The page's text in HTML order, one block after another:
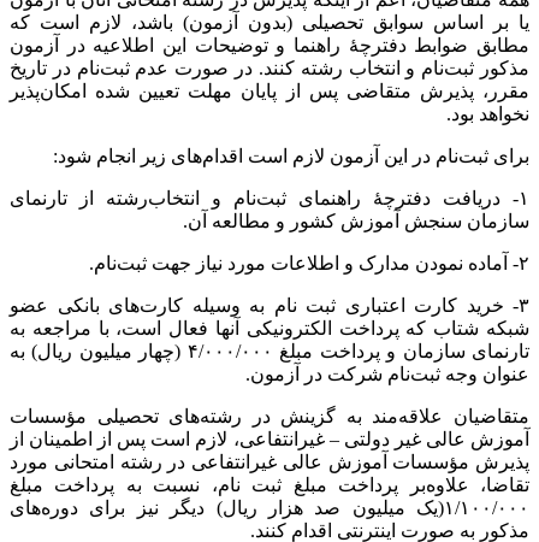
یا بر اساس سوابق تحصیلی (بدون آزمون) باشد، لازم است که
مطابق ضوابط دفترچۀ راهنما و توضیحات این اطلاعیه در آزمون
مذکور ثبت‌نام و انتخاب رشته کنند. در صورت عدم ثبت‌نام در تاریخ
مقرر، پذیرش متقاضی پس از پایان مهلت تعیین شده امکان‌پذیر
نخواهد بود.
برای ثبت‌نام‌ در این آزمون لازم است اقدام‌های زیر انجام شود:
۱- دریافت دفترچۀ راهنمای ثبت‌نام و انتخاب‌رشته از تارنمای
سازمان سنجش آموزش کشور و مطالعه آن.
۲- آماده نمودن مدارک و اطلاعات مورد نیاز جهت ثبت‌نام.
۳- خرید کارت اعتباری ثبت نام به وسیله کارت‌های بانکی عضو
شبکه شتاب که پرداخت الکترونیکی آنها فعال است، با مراجعه به
تارنمای سازمان و پرداخت مبلغ ۴/۰۰۰/۰۰۰ (چهار میلیون ریال) به
عنوان وجه ثبت‌نام شرکت در آزمون.
متقاضیان علاقه‌مند به گزینش در رشته‌های تحصیلی مؤسسات
آموزش عالی غیر دولتی – غیرانتفاعی، لازم است پس از اطمینان از
پذیرش مؤسسات آموزش عالی غیرانتفاعی در رشته امتحانی مورد
تقاضا، علاوه‌بر پرداخت مبلغ ثبت نام، نسبت به پرداخت مبلغ
۱/۱۰۰/۰۰۰(یک میلیون صد هزار ریال) دیگر نیز برای دوره‌های
مذکور به صورت اینترنتی اقدام کنند.